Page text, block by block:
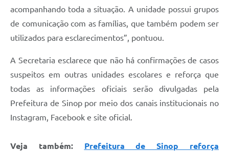
acompanhando toda a situação. A unidade possui grupos
de comunicação com as famílias, que também podem ser
utilizados para esclarecimentos”, pontuou.
A Secretaria esclarece que não há confirmações de casos
suspeitos em outras unidades escolares e reforça que
todas as informações oficiais serão divulgadas pela
Prefeitura de Sinop por meio dos canais institucionais no
Instagram, Facebook e site oficial.
Veja também:
Prefeitura de Sinop reforça